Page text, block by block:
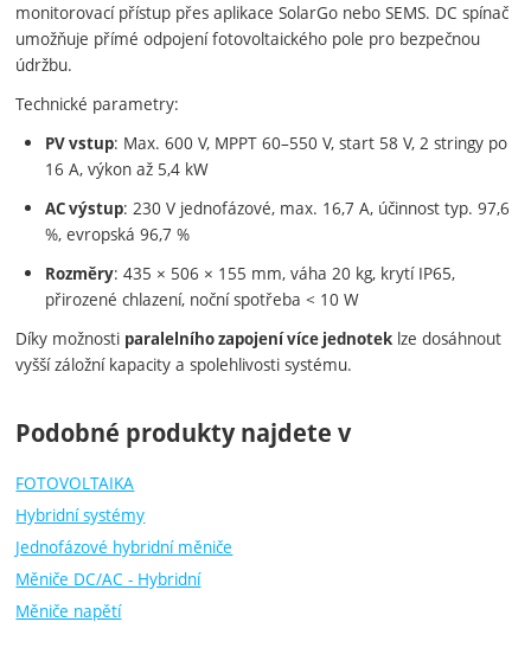
monitorovací přístup přes aplikace SolarGo nebo SEMS. DC spínač
umožňuje přímé odpojení fotovoltaického pole pro bezpečnou
údržbu.
Technické parametry:
PV vstup: Max. 600 V, MPPT 60–550 V, start 58 V, 2 stringy po
16 A, výkon až 5,4 kW
AC výstup: 230 V jednofázové, max. 16,7 A, účinnost typ. 97,6
%, evropská 96,7 %
Rozměry: 435 × 506 × 155 mm, váha 20 kg, krytí IP65,
přirozené chlazení, noční spotřeba < 10 W
Díky možnosti paralelního zapojení více jednotek lze dosáhnout
vyšší záložní kapacity a spolehlivosti systému.
Podobné produkty najdete v
FOTOVOLTAIKA
Hybridní systémy
Jednofázové hybridní měniče
Měniče DC/AC - Hybridní
Měniče napětí